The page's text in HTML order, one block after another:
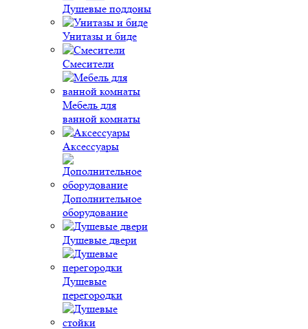
Душевые поддоны
Унитазы и биде
Смесители
Мебель для
ванной комнаты
Аксессуары
Дополнительное
оборудование
Душевые двери
Душевые
перегородки